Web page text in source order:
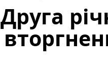
Друга